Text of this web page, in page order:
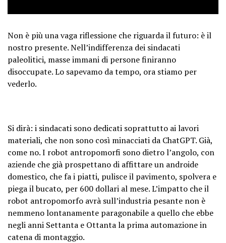
Non è più una vaga riflessione che riguarda il futuro: è il
nostro presente. Nell’indifferenza dei sindacati
paleolitici, masse immani di persone finiranno
disoccupate. Lo sapevamo da tempo, ora stiamo per
vederlo.
Si dirà: i sindacati sono dedicati soprattutto ai lavori
materiali, che non sono così minacciati da ChatGPT. Già,
come no. I robot antropomorfi sono dietro l’angolo, con
aziende che già prospettano di affittare un androide
domestico, che fa i piatti, pulisce il pavimento, spolvera e
piega il bucato, per 600 dollari al mese. L’impatto che il
robot antropomorfo avrà sull’industria pesante non è
nemmeno lontanamente paragonabile a quello che ebbe
negli anni Settanta e Ottanta la prima automazione in
catena di montaggio.